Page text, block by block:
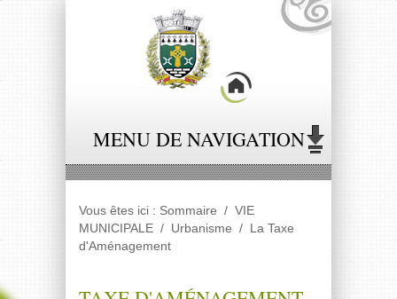
MENU DE NAVIGATION
Vous êtes ici : Sommaire / VIE
MUNICIPALE / Urbanisme /
La Taxe
d'Aménagement
Panneau de gestion des cookies